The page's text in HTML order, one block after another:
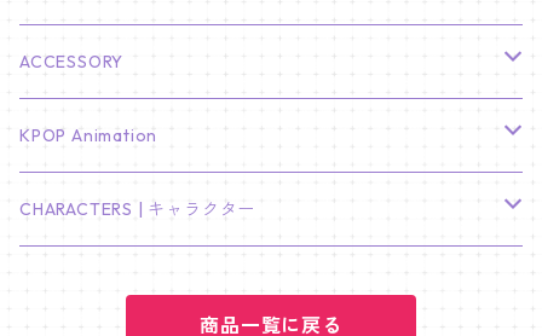
NAM JOO HYUK
S.COUPS
Stray Kids
バンチャン
TXT
ヨンジュン
ENHYPEN
韓国語単語カード
プレミアム写真集
ステッカー&粘着メモ紙セット
Light Stick Pouch
BT21
Stray Kids
MANIAC ENCORE
SKZOO
01/01 WINTER
01/16 SEUNGKWAN
02/01 DOYOUNG
ACCESSORY
PIERCE
EARRING
KPOP Animation
KPop Demon Hunters
CHARACTERS | キャラクター
商品一覧に戻る